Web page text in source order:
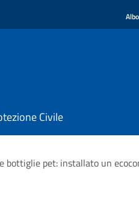
Civile
bottiglie pet: installato un